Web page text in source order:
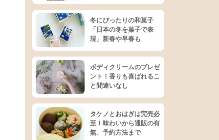
冬にぴったりの和菓子
「日本の冬を菓子で表
現」新春や早春も
ボディクリームのプレゼ
ント！香りも喜ばれるこ
と間違いなし
タケノとおはぎは完売必
至！味わいから通販の有
無、予約方法まで